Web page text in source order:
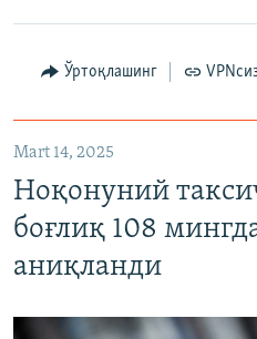
Ўртоқлашинг
Mart 14, 2025
Ноқонуний
боғлиқ 108
аниқланди